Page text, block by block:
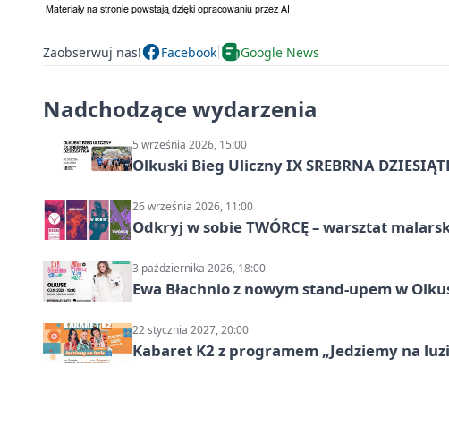
Zaobserwuj nas! Facebook Google News
Nadchodzące wydarzenia
5 września 2026, 15:00
Olkuski Bieg Uliczny IX SREBRNA
26 września 2026, 11:00
Odkryj w sobie TWÓRCĘ – warsztat
3 października 2026, 18:00
Ewa Błachnio z nowym stand-upem w
22 stycznia 2027, 20:00
Kabaret K2 z programem „Jedziemy na